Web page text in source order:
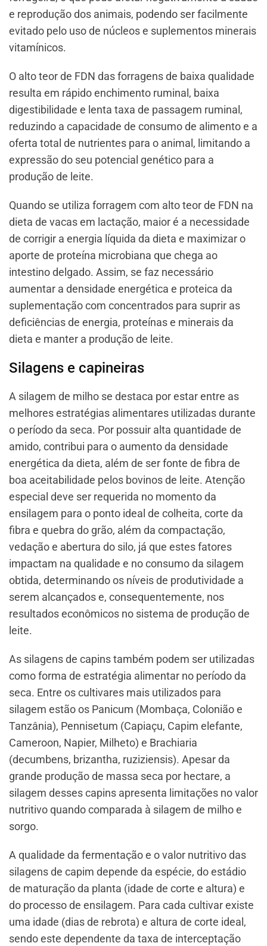
e reprodução dos animais, podendo ser facilmente
evitado pelo uso de núcleos e suplementos minerais
vitamínicos.
O alto teor de FDN das forragens de baixa qualidade
resulta em rápido enchimento ruminal, baixa
digestibilidade e lenta taxa de passagem ruminal,
reduzindo a capacidade de consumo de alimento e a
oferta total de nutrientes para o animal, limitando a
expressão do seu potencial genético para a
produção de leite.
Quando se utiliza forragem com alto teor de FDN na
dieta de vacas em lactação, maior é a necessidade
de corrigir a energia líquida da dieta e maximizar o
aporte de proteína microbiana que chega ao
intestino delgado. Assim, se faz necessário
aumentar a densidade energética e proteica da
suplementação com concentrados para suprir as
deficiências de energia, proteínas e minerais da
dieta e manter a produção de leite.
Silagens e capineiras
A silagem de milho se destaca por estar entre as
melhores estratégias alimentares utilizadas durante
o período da seca. Por possuir alta quantidade de
amido, contribui para o aumento da densidade
energética da dieta, além de ser fonte de fibra de
boa aceitabilidade pelos bovinos de leite. Atenção
especial deve ser requerida no momento da
ensilagem para o ponto ideal de colheita, corte da
fibra e quebra do grão, além da compactação,
vedação e abertura do silo, já que estes fatores
impactam na qualidade e no consumo da silagem
obtida, determinando os níveis de produtividade a
serem alcançados e, consequentemente, nos
resultados econômicos no sistema de produção de
leite.
As silagens de capins também podem ser utilizadas
como forma de estratégia alimentar no período da
seca. Entre os cultivares mais utilizados para
silagem estão os Panicum (Mombaça, Colonião e
Tanzânia), Pennisetum (Capiaçu, Capim elefante,
Cameroon, Napier, Milheto) e Brachiaria
(decumbens, brizantha, ruziziensis). Apesar da
grande produção de massa seca por hectare, a
silagem desses capins apresenta limitações no valor
nutritivo quando comparada à silagem de milho e
sorgo.
A qualidade da fermentação e o valor nutritivo das
silagens de capim depende da espécie, do estádio
de maturação da planta (idade de corte e altura) e
do processo de ensilagem. Para cada cultivar existe
uma idade (dias de rebrota) e altura de corte ideal,
sendo este dependente da taxa de interceptação